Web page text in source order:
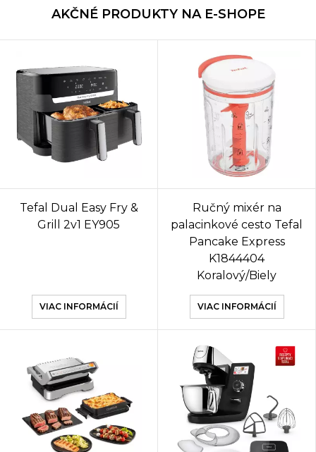
AKČNÉ PRODUKTY NA E-SHOPE
Tefal Dual Easy Fry &
Grill 2v1 EY905
VIAC INFORMÁCIÍ
Ručný mixér na
palacinkové cesto Tefal
Pancake Express
K1844404
Koralový/Biely
VIAC INFORMÁCIÍ